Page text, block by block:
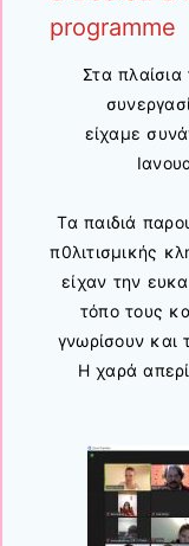
programme
Στα
είχαμε
Τα παιδιά
π0λιτισμικής
είχαν την
τόπο τους
γνωρίσουν και
Η χαρά